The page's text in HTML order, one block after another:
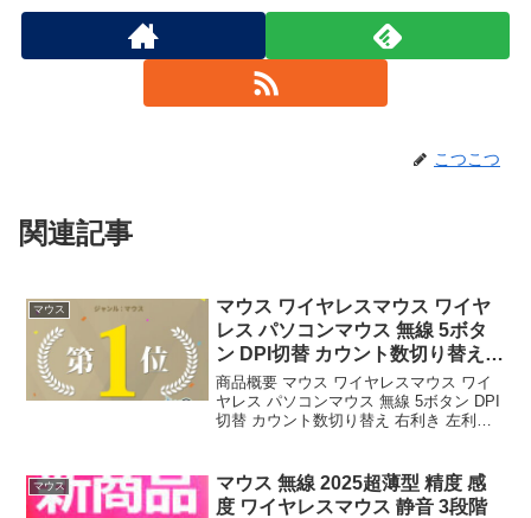
こつこつ
関連記事
マウス
マウス ワイヤレスマウス ワイヤ
レス パソコンマウス 無線 5ボタ
ン DPI切替 カウント数切り替え
右利
商品概要 マウス ワイヤレスマウス ワイ
ヤレス パソコンマウス 無線 5ボタン DPI
切替 カウント数切り替え 右利き 左利き
ビューをお届けします。 商品名...
マウス
マウス 無線 2025超薄型 精度 感
度 ワイヤレスマウス 静音 3段階